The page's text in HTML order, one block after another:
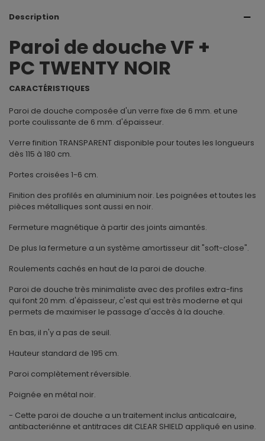
Description
Paroi de douche VF +
PC TWENTY NOIR
CARACTÉRISTIQUES
Paroi de douche composée d'un verre fixe de 6 mm. et une
porte coulissante de 6 mm. d'épaisseur.
Verre finition TRANSPARENT disponible pour toutes les longueurs
dès 115 à 180 cm.
Portes croisées 1-6 cm.
Finition des profilés en aluminium noir. Les poignées et toutes les
pièces métalliques sont aussi en noir.
Fermeture magnétique à partir des joints aimantés.
De plus la fermeture a un système amortisseur dit "soft-close".
Roulements cachés en haut de la paroi de douche.
Paroi de douche très minimaliste avec des profiles extra-fins
qui font 20 mm. d'épaisseur, c'est qui est très moderne et qui
permets de maximiser le passage d'accès à la douche.
En bas, il n'y a pas de seuil.
Hauteur standard de 195 cm.
Paroi complètement réversible.
Poignée en métal noir.
- Cette paroi de douche a un traitement inclus anticalcaire,
antibacteriénne et antitraces dit CLEAR SHIELD appliqué en usine.